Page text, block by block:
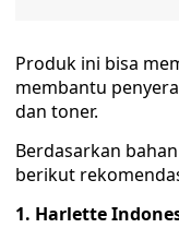
Produk ini bisa
membantu
dan toner.
Berdasarkan
berikut
1. Harlette